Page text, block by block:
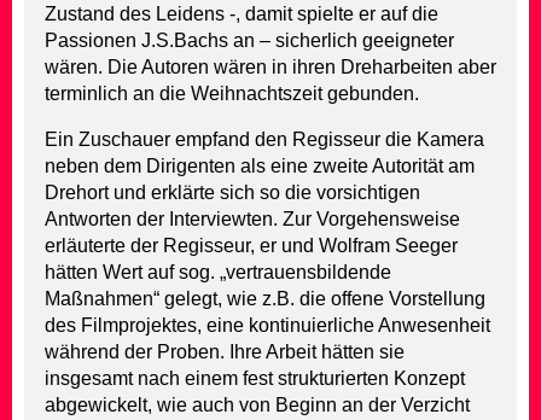
Zustand des Leidens -, damit spielte er auf die
Passionen J.S.Bachs an – sicherlich geeigneter
wären. Die Autoren wären in ihren Dreharbeiten aber
terminlich an die Weihnachtszeit gebunden.
Ein Zuschauer empfand den Regisseur die Kamera
neben dem Dirigenten als eine zweite Autorität am
Drehort und erklärte sich so die vorsichtigen
Antworten der Interviewten. Zur Vorgehensweise
erläuterte der Regisseur, er und Wolfram Seeger
hätten Wert auf sog. „vertrauensbildende
Maßnahmen“ gelegt, wie z.B. die offene Vorstellung
des Filmprojektes, eine kontinuierliche Anwesenheit
während der Proben. Ihre Arbeit hätten sie
insgesamt nach einem fest strukturierten Konzept
abgewickelt, wie auch von Beginn an der Verzicht